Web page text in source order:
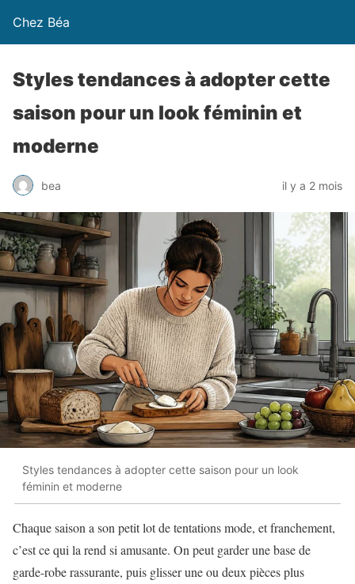
Chez Béa
Styles tendances à adopter cette
saison pour un look féminin et
moderne
bea il y a 2 mois
Styles tendances à adopter cette saison pour un look
féminin et moderne
Chaque saison a son petit lot de tentations mode, et franchement,
c’est ce qui la rend si amusante. On peut garder une base de
garde-robe rassurante, puis glisser une ou deux pièces plus